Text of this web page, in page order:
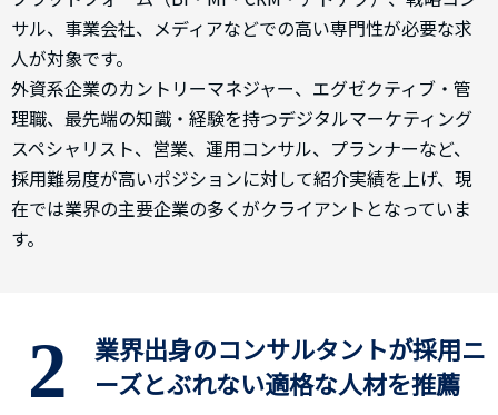
サル、事業会社、メディアなどでの高い専門性が必要な求
人が対象です。
外資系企業のカントリーマネジャー、エグゼクティブ・管
理職、最先端の知識・経験を持つデジタルマーケティング
スペシャリスト、営業、運用コンサル、プランナーなど、
採用難易度が高いポジションに対して紹介実績を上げ、現
在では業界の主要企業の多くがクライアントとなっていま
す。
2
業界出身のコンサルタントが採用ニ
ーズとぶれない適格な人材を推薦